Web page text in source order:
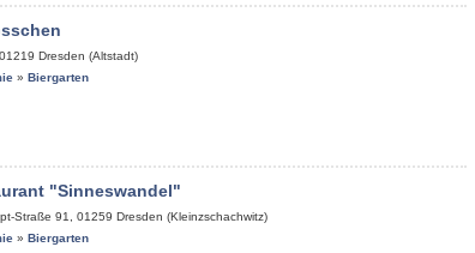
01219 Dresden (Altstadt)
» Biergarten
"Sinneswandel"
Straße 91 01259 Dresden (Kleinzschachwitz)
» Biergarten